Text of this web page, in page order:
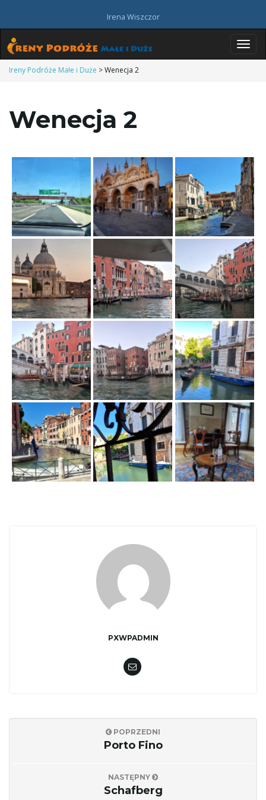
Irena Wiszczor
z
e
ł
ą
c
z
n
Ireny Podróże Małe i Duże >Wenecja 2
Wenecja 2
PXWPADMIN
POPRZEDNI
Porto Fino
NASTĘPNY
Schafberg